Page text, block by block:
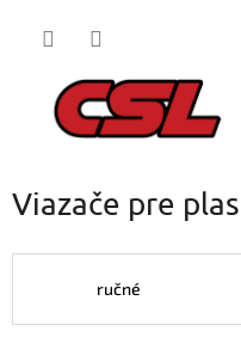
Viazače pre
ručné